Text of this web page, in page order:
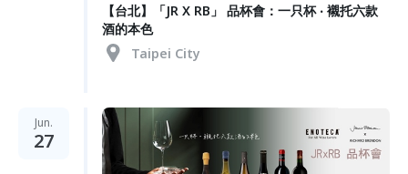
【台北】「JR X RB」 品杯會：一只杯 ‧ 襯托六款
酒的本色
Taipei City
Jun.
27